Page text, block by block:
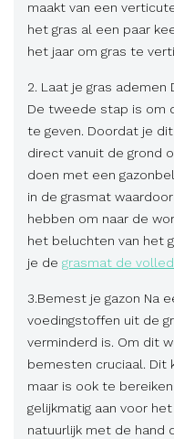
maakt van een
het gras al een paar
het jaar om gras te
2. Laat je gras
De tweede stap is om
te geven. Doordat je
direct vanuit de grond
doen met een
in de grasmat
hebben om naar de
het beluchten van het
je de grasmat de
3.Bemest je gazon Na
voedingstoffen uit de
verminderd is. Om dit
bemesten cruciaal. Dit
maar is ook te
gelijkmatig aan voor
natuurlijk met de hand